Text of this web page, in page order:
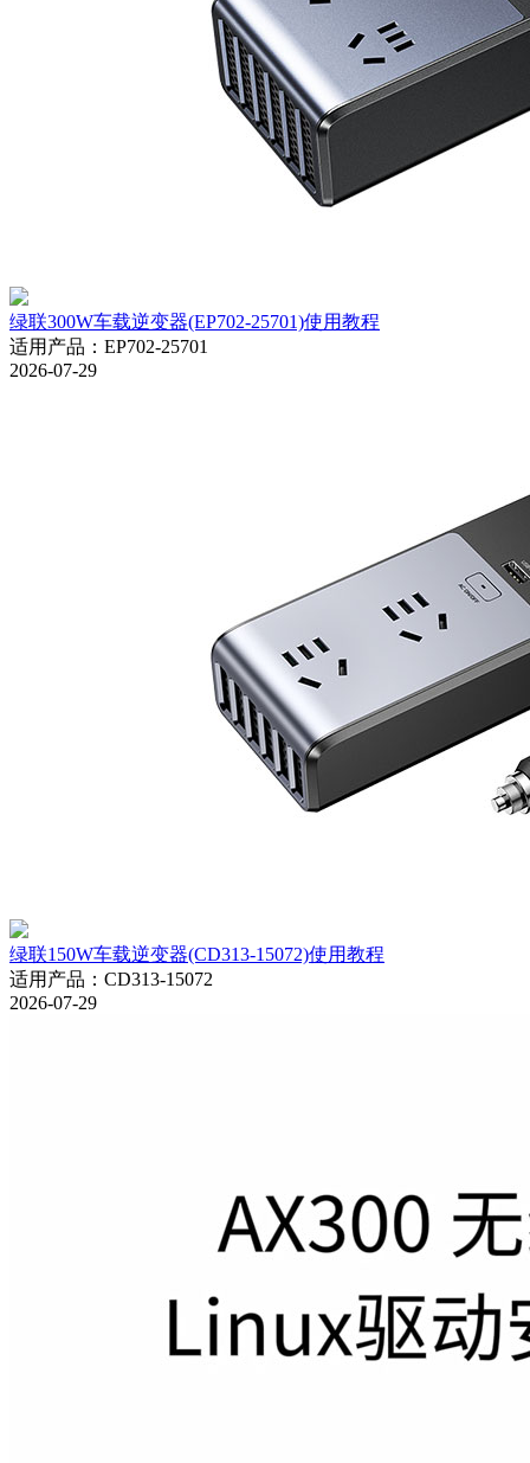
绿联300W车载逆变器(EP702-25701)使用教程
适用产品 ： EP702-25701
2026-07-29
绿联150W车载逆变器(CD313-15072)使用教程
适用产品 ： CD313-15072
2026-07-29